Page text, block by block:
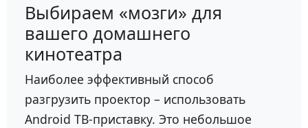
Выбираем «мозги» для
вашего домашнего
кинотеатра
Наиболее эффективный способ
разгрузить проектор – использовать
Android ТВ-приставку. Это небольшое